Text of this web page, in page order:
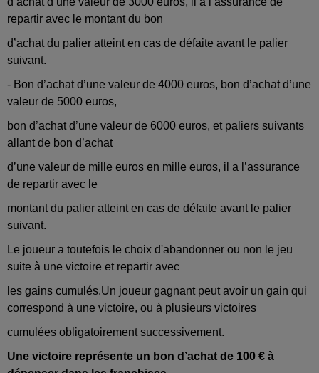
repartir avec le montant du bon
d’achat du palier atteint en cas de défaite avant le palier
suivant.
- Bon d’achat d’une valeur de 4000 euros, bon d’achat d’une
valeur de 5000 euros,
bon d’achat d’une valeur de 6000 euros, et paliers suivants
allant de bon d’achat
d’une valeur de mille euros en mille euros, il a l’assurance
de repartir avec le
montant du palier atteint en cas de défaite avant le palier
suivant.
Le joueur a toutefois le choix d'abandonner ou non le jeu
suite à une victoire et repartir avec
les gains cumulés.Un joueur gagnant peut avoir un gain qui
correspond à une victoire, ou à plusieurs victoires
cumulées obligatoirement successivement.
Une victoire représente un bon d’achat de 100 € à